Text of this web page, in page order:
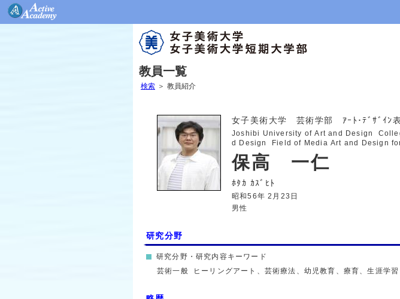
教員一覧
検索 ＞ 教員紹介
女子美術大学 芸術学部 ｱｰﾄ･ﾃﾞｻﾞｲﾝ
Joshibi University of Art and Design
d Design Field of Media Art and Design
保高 一仁
ﾎﾀｶ ｶｽﾞﾋﾄ
昭和56年 2月23日
男性
研究分野
研究分野・研究内容キーワード
芸術一般
ヒーリングアート、芸術療法、幼児教育、療育、生涯学習